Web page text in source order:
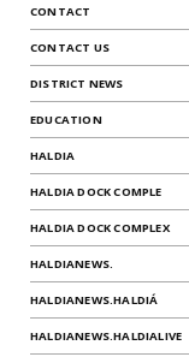
CONTACT
CONTACT US
DISTRICT NEWS
EDUCATION
HALDIA
HALDIA DOCK COMPLE
HALDIA DOCK COMPLEX
HALDIANEWS.
HALDIANEWS.HALDIÁ
HALDIANEWS.HALDIALIVE